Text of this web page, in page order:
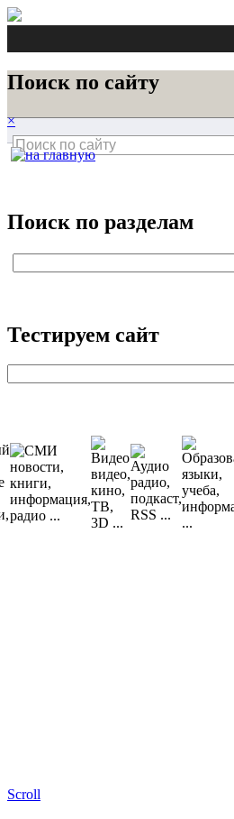
Поиск по сайту
×
Поиск по разделам
Тестируем сайт
Scroll